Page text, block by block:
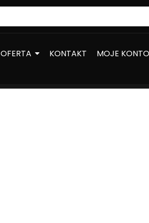
OFERTA KONTAKT MOJE KONTO